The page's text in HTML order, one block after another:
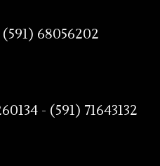
(591) 68056202
- (591) 71643132